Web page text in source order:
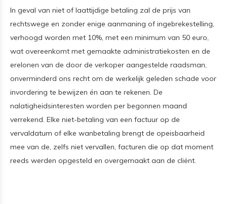
In geval van niet of laattijdige betaling zal de prijs van
rechtswege en zonder enige aanmaning of ingebrekestelling,
verhoogd worden met 10%, met een minimum van 50 euro,
wat overeenkomt met gemaakte administratiekosten en de
erelonen van de door de verkoper aangestelde raadsman,
onverminderd ons recht om de werkelijk geleden schade voor
invordering te bewijzen én aan te rekenen. De
nalatigheidsinteresten worden per begonnen maand
verrekend. Elke niet-betaling van een factuur op de
vervaldatum of elke wanbetaling brengt de opeisbaarheid
mee van de, zelfs niet vervallen, facturen die op dat moment
reeds werden opgesteld en overgemaakt aan de cliënt.